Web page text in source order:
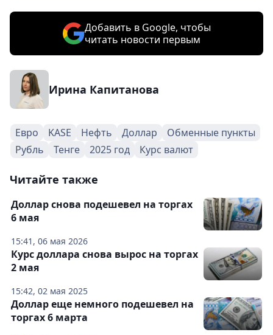
Добавить в Google, чтобы
читать новости первым
Ирина Капитанова
Евро KASE Нефть Доллар
Обменные пункты
Рубль
Тенге 2025 год Курс валют
Читайте также
15:41, 06 мая 2026
Доллар снова подешевел на торгах
6 мая
15:42, 02 мая 2025
Курс доллара снова вырос на торгах
2 мая
Доллар еще немного подешевел на
торгах 6 марта